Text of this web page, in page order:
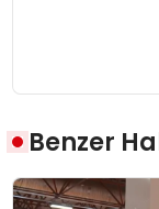
Benzer